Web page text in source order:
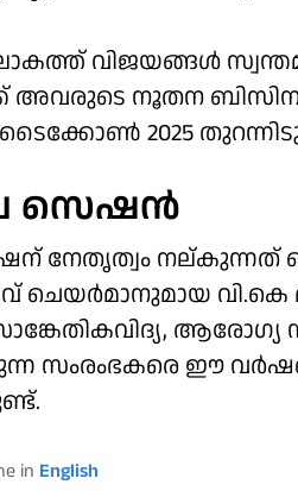
വിജയങ്ങള്‍
അവരുടെ നൂതന
2025
സെഷന്‍
നേതൃത്വം
ചെയര്‍മാനുമായ
ആരോഗ്യ
സംരംഭകരെ ഈ
in English